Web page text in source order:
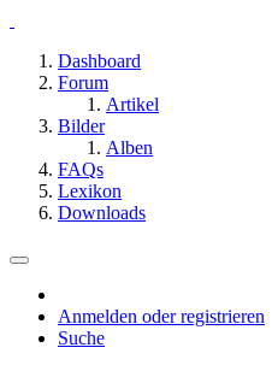
Dashboard
Forum
Artikel
Bilder
Alben
FAQs
Lexikon
Downloads
Anmelden oder registrieren
Suche